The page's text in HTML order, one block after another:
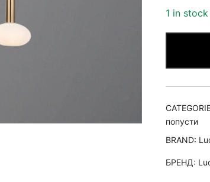
1 in
попусти
BRAND:
БРЕНД: